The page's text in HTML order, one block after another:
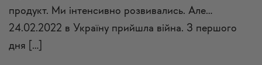
продукт. Ми інтенсивно розвивались. Але…
24.02.2022 в Україну прийшла війна. З першого
дня […]